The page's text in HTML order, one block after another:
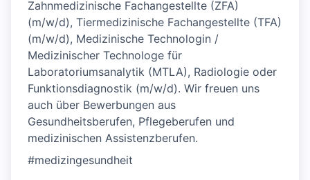
Zahnmedizinische Fachangestellte (ZFA)
(m/w/d), Tiermedizinische Fachangestellte (TFA)
(m/w/d), Medizinische Technologin /
Medizinischer Technologe für
Laboratoriumsanalytik (MTLA), Radiologie oder
Funktionsdiagnostik (m/w/d). Wir freuen uns
auch über Bewerbungen aus
Gesundheitsberufen, Pflegeberufen und
medizinischen Assistenzberufen.
#medizingesundheit